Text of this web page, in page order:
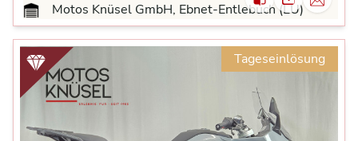
Motos Knüsel GmbH, Ebnet-Entlebuch (LU)
Tageseinlösung